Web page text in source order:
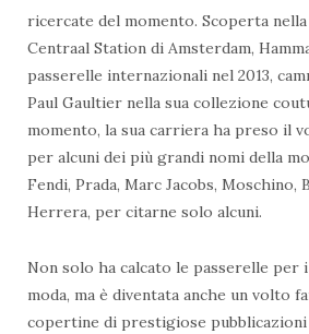
ricercate del momento. Scoperta nella
Centraal Station di Amsterdam,
passerelle internazionali nel 2013,
Paul Gaultier nella sua collezione
momento, la sua carriera ha preso il
per alcuni dei più grandi nomi della
Fendi, Prada, Marc Jacobs, Moschino,
Herrera, per citarne solo alcuni.
Non solo ha calcato le passerelle per
moda, ma è diventata anche un volto
copertine di prestigiose pubblicazioni